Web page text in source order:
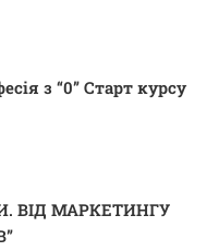
з “0” Старт курсу
ВІД МАРКЕТИНГУ